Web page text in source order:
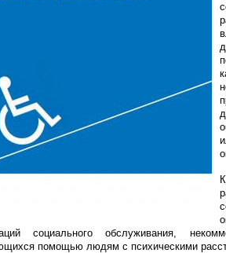
социального обслуживания,
помощью людям с психическими